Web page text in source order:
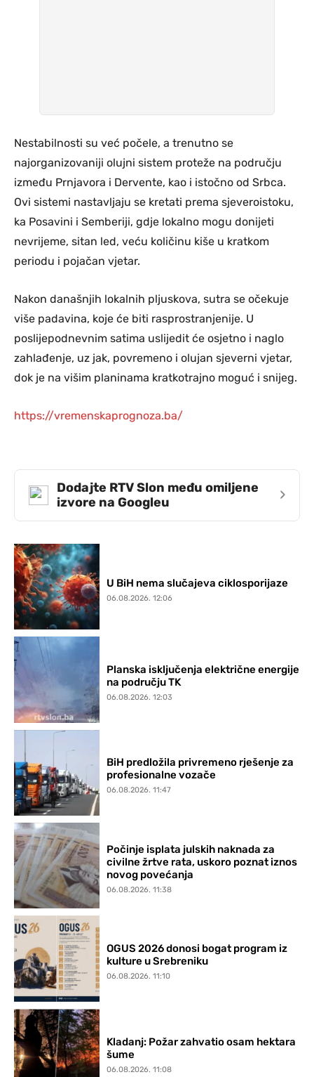
Nestabilnosti su već počele, a trenutno se
najorganizovaniji olujni sistem proteže na području
između Prnjavora i Dervente, kao i istočno od Srbca.
Ovi sistemi nastavljaju se kretati prema sjeveroistoku,
ka Posavini i Semberiji, gdje lokalno mogu donijeti
nevrijeme, sitan led, veću količinu kiše u kratkom
periodu i pojačan vjetar.
Nakon današnjih lokalnih pljuskova, sutra se očekuje
više padavina, koje će biti rasprostranjenije. U
poslijepodnevnim satima uslijedit će osjetno i naglo
zahlađenje, uz jak, povremeno i olujan sjeverni vjetar,
dok je na višim planinama kratkotrajno moguć i snijeg.
https://vremenskaprognoza.ba/
Dodajte RTV Slon među omiljene
izvore na Googleu
›
U BiH nema slučajeva ciklosporijaze
06.08.2026. 12:06
Planska isključenja električne energije
na području TK
06.08.2026. 12:03
BiH predložila privremeno rješenje za
profesionalne vozače
06.08.2026. 11:47
Počinje isplata julskih naknada za
civilne žrtve rata, uskoro poznat iznos
novog povećanja
06.08.2026. 11:38
OGUS 2026 donosi bogat program iz
kulture u Srebreniku
06.08.2026. 11:10
Kladanj: Požar zahvatio osam hektara
šume
06.08.2026. 11:08